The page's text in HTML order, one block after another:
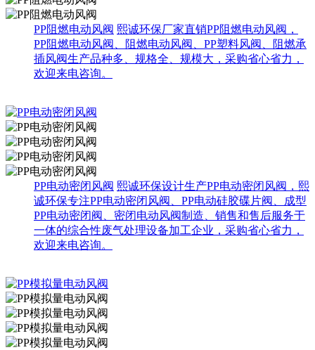
PP阻燃电动风阀 熙诚环保厂家直销PP阻燃电动风阀，
PP阻燃电动风阀、阻燃电动风阀、PP塑料风阀、阻燃承
插风阀生产品种多、规格全、规模大，采购省心省力，
欢迎来电咨询。
PP电动密闭风阀 熙诚环保设计生产PP电动密闭风阀，熙
诚环保专注PP电动密闭风阀、PP电动硅胶碟片阀、成型
PP电动密闭阀、密闭电动风阀制造、销售和售后服务于
一体的综合性废气处理设备加工企业，采购省心省力，
欢迎来电咨询。